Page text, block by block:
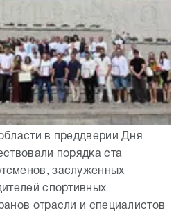
в преддверии Дня
порядка ста
заслуженных
спортивных
отрасли и специалистов